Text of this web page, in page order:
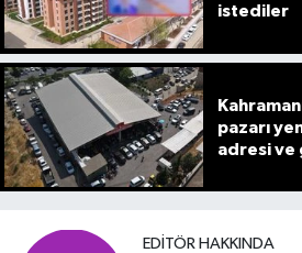
istediler
pazarı
adresi ve
EDITÖR HAKKINDA